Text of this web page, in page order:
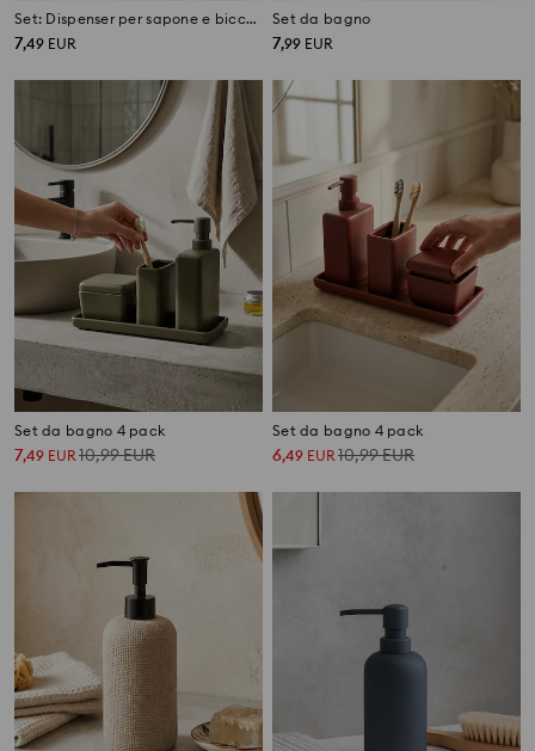
Set: Dispenser per sapone e bicchiere per spazzolini
7,49 EUR
Set da bagno
7,99 EUR
Set da bagno 4 pack
7,49 EUR 10,99EUR
Set da bagno 4 pack
6,49 EUR 10,99EUR